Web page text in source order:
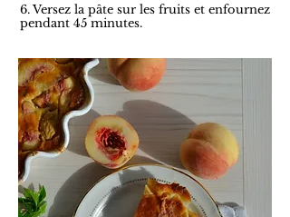
6. Versez la pâte sur les fruits et enfournez
pendant 45 minutes.